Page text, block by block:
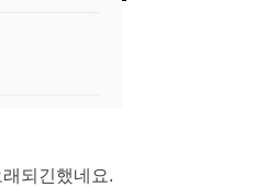
되긴했네요.